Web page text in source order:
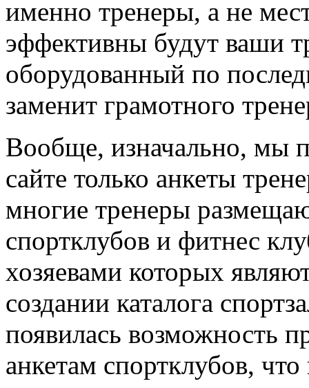
именно тренеры, а не
эффективны будут ваши
оборудованный по
заменит грамотного
Вообще, изначально, мы
сайте только анкеты
многие тренеры
спортклубов и фитнес
хозяевами которых
создании каталога
появилась возможность
анкетам спортклубов,